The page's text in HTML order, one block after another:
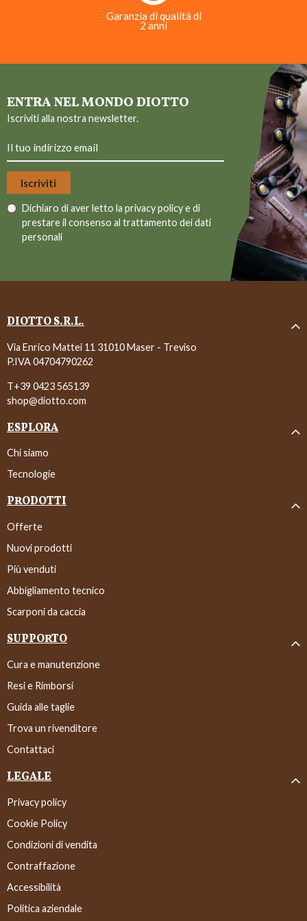
Garanzia di qualità di
2 anni
ENTRA NEL MONDO DIOTTO
Iscriviti alla nostra newsletter.
Dichiaro di aver letto la privacy policye di
prestare il consenso al trattamento dei dati
personali
DIOTTO S.R.L.
Via Enrico Mattei 11 31010 Maser - Treviso
P.IVA 04704790262
T+39 0423 565139
shop@diotto.com
ESPLORA
Chi siamo
Tecnologie
PRODOTTI
Offerte
Nuovi prodotti
Più venduti
Abbigliamento tecnico
Scarponi da caccia
SUPPORTO
Cura e manutenzione
Resi e Rimborsi
Guida alle taglie
Trova un rivenditore
Contattaci
LEGALE
Privacy policy
Cookie Policy
Condizioni di vendita
Contraffazione
Accessibilità
Politica aziendale